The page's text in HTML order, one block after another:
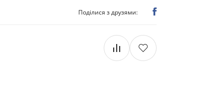
Поділися з друзями: